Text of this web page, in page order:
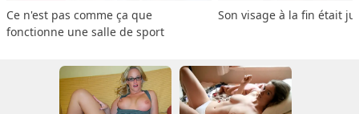
Ce n'est pas comme ça que
fonctionne une salle de sport
Son visage à la fin était